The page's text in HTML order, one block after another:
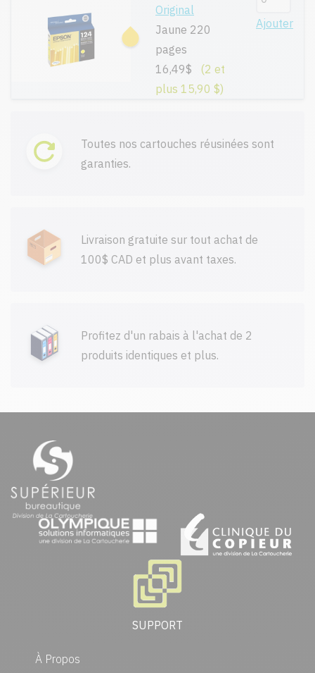
Original
Jaune 220
pages
16,49$
(2 et
plus 15,90 $)
Ajouter
Toutes nos cartouches réusinées sont
garanties.
Livraison gratuite sur tout achat de
100$ CAD et plus avant taxes.
Profitez d'un rabais à l'achat de 2
produits identiques et plus.
SUPPORT
À Propos